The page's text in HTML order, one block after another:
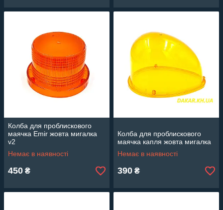
Колба для проблискового
маячка Emir жовта мигалка
v2
Немає в наявності
450 ₴
Колба для проблискового
маячка капля жовта мигалка
Немає в наявності
390 ₴